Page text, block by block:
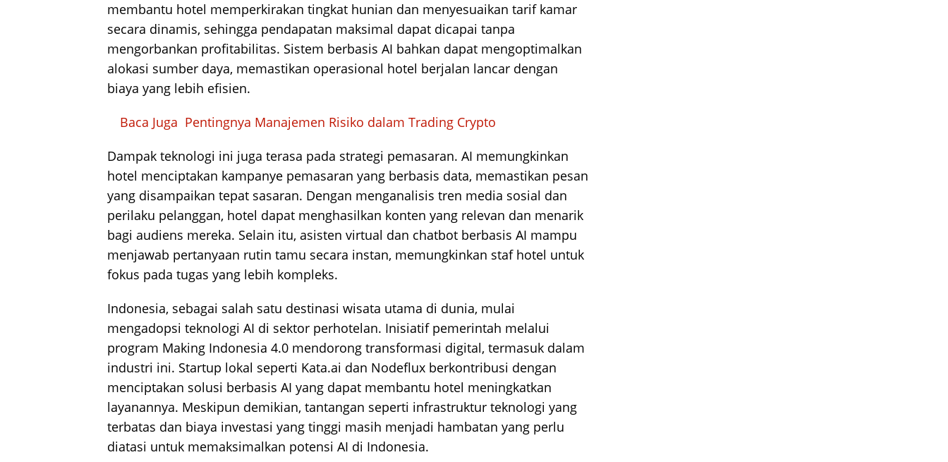
membantu hotel memperkirakan tingkat hunian dan menyesuaikan tarif kamar
secara dinamis, sehingga pendapatan maksimal dapat dicapai tanpa
mengorbankan profitabilitas. Sistem berbasis AI bahkan dapat mengoptimalkan
alokasi sumber daya, memastikan operasional hotel berjalan lancar dengan
biaya yang lebih efisien.
Baca Juga Pentingnya Manajemen Risiko dalam Trading Crypto
Dampak teknologi ini juga terasa pada strategi pemasaran. AI memungkinkan
hotel menciptakan kampanye pemasaran yang berbasis data, memastikan pesan
yang disampaikan tepat sasaran. Dengan menganalisis tren media sosial dan
perilaku pelanggan, hotel dapat menghasilkan konten yang relevan dan menarik
bagi audiens mereka. Selain itu, asisten virtual dan chatbot berbasis AI mampu
menjawab pertanyaan rutin tamu secara instan, memungkinkan staf hotel untuk
fokus pada tugas yang lebih kompleks.
Indonesia, sebagai salah satu destinasi wisata utama di dunia, mulai
mengadopsi teknologi AI di sektor perhotelan. Inisiatif pemerintah melalui
program Making Indonesia 4.0 mendorong transformasi digital, termasuk dalam
industri ini. Startup lokal seperti Kata.ai dan Nodeflux berkontribusi dengan
menciptakan solusi berbasis AI yang dapat membantu hotel meningkatkan
layanannya. Meskipun demikian, tantangan seperti infrastruktur teknologi yang
terbatas dan biaya investasi yang tinggi masih menjadi hambatan yang perlu
diatasi untuk memaksimalkan potensi AI di Indonesia.